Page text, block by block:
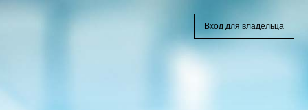
Вход для владельца